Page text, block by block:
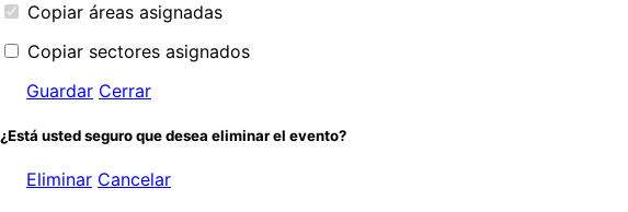
Copiar áreas asignadas
Copiar sectores asignados
Guardar Cerrar
¿Está usted seguro que desea eliminar el evento?
Eliminar Cancelar